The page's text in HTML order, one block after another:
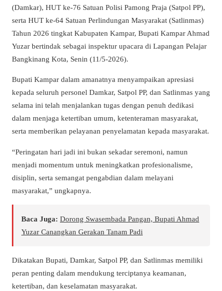
(Damkar), HUT ke-76 Satuan Polisi Pamong Praja (Satpol PP),
serta HUT ke-64 Satuan Perlindungan Masyarakat (Satlinmas)
Tahun 2026 tingkat Kabupaten Kampar, Bupati Kampar Ahmad
Yuzar bertindak sebagai inspektur upacara di Lapangan Pelajar
Bangkinang Kota, Senin (11/5-2026).
Bupati Kampar dalam amanatnya menyampaikan apresiasi
kepada seluruh personel Damkar, Satpol PP, dan Satlinmas yang
selama ini telah menjalankan tugas dengan penuh dedikasi
dalam menjaga ketertiban umum, ketenteraman masyarakat,
serta memberikan pelayanan penyelamatan kepada masyarakat.
“Peringatan hari jadi ini bukan sekadar seremoni, namun
menjadi momentum untuk meningkatkan profesionalisme,
disiplin, serta semangat pengabdian dalam melayani
masyarakat,” ungkapnya.
Baca Juga: Dorong Swasembada Pangan, Bupati Ahmad
Yuzar Canangkan Gerakan Tanam Padi
Dikatakan Bupati, Damkar, Satpol PP, dan Satlinmas memiliki
peran penting dalam mendukung terciptanya keamanan,
ketertiban, dan keselamatan masyarakat.